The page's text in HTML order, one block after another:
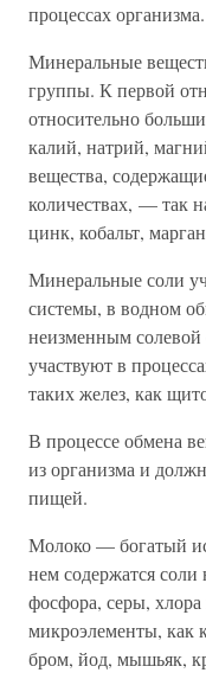
процессах организма.
Минеральные
группы. К первой
относительно
калий, натрий,
вещества,
количествах, — так
цинк, кобальт,
Минеральные соли
системы, в водном
неизменным
участвуют в
таких желез, как
В процессе обмена
из организма и
пищей.
Молоко — богатый
нем содержатся соли
фосфора, серы,
микроэлементы, как
бром, йод, мышьяк,